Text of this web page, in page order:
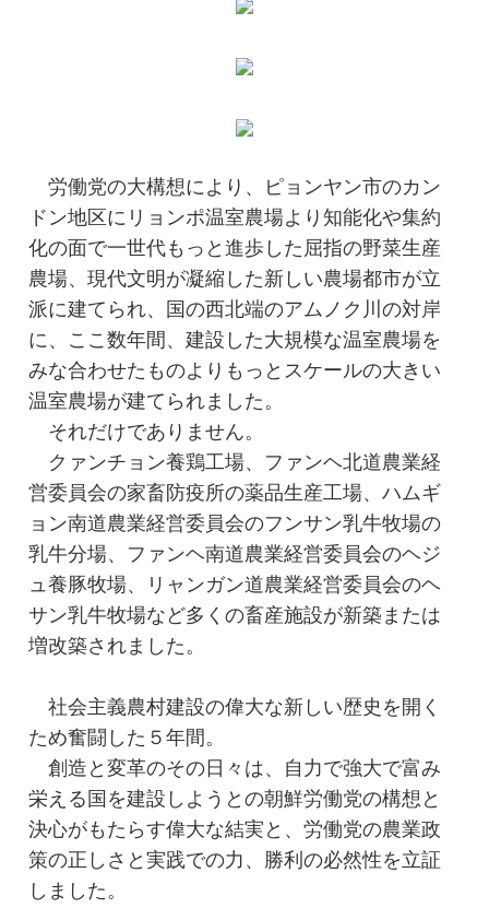
労働党の大構想により、ピョンヤン市のカン
ドン地区にリョンポ温室農場より知能化や集約
化の面で一世代もっと進歩した屈指の野菜生産
農場、現代文明が凝縮した新しい農場都市が立
派に建てられ、国の西北端のアムノク川の対岸
に、ここ数年間、建設した大規模な温室農場を
みな合わせたものよりもっとスケールの大きい
温室農場が建てられました。
それだけでありません。
クァンチョン養鶏工場、ファンヘ北道農業経
営委員会の家畜防疫所の薬品生産工場、ハムギ
ョン南道農業経営委員会のフンサン乳牛牧場の
乳牛分場、ファンヘ南道農業経営委員会のヘジ
ュ養豚牧場、リャンガン道農業経営委員会のヘ
サン乳牛牧場など多くの畜産施設が新築または
増改築されました。
社会主義農村建設の偉大な新しい歴史を開く
ため奮闘した５年間。
創造と変革のその日々は、自力で強大で富み
栄える国を建設しようとの朝鮮労働党の構想と
決心がもたらす偉大な結実と、労働党の農業政
策の正しさと実践での力、勝利の必然性を立証
しました。